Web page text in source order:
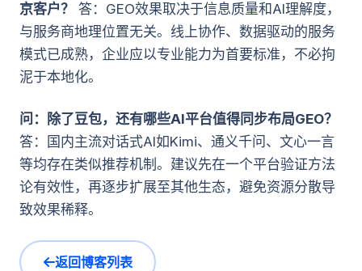
京客户？
答：GEO效果取决于信息质量和AI理解度，
与服务商地理位置无关。线上协作、数据驱动的服务
模式已成熟，企业应以专业能力为首要标准，不必拘
泥于本地化。
问：除了豆包，还有哪些AI平台值得同步布局GEO？
答：国内主流对话式AI如Kimi、通义千问、文心一言
等均存在类似推荐机制。建议先在一个平台验证方法
论有效性，再逐步扩展至其他生态，避免资源分散导
致效果稀释。
返回博客列表